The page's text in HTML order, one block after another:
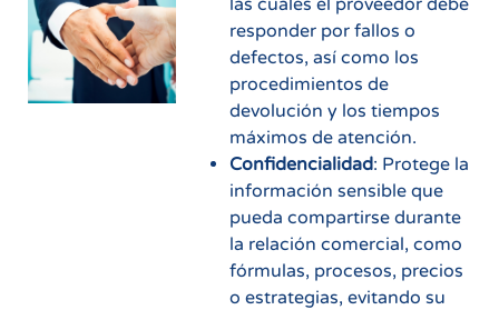
responder por fallos o
defectos, así como los
procedimientos de
devolución y los tiempos
máximos de atención.
Confidencialidad: Protege la
información sensible que
pueda compartirse durante
la relación comercial, como
fórmulas, procesos, precios
o estrategias, evitando su